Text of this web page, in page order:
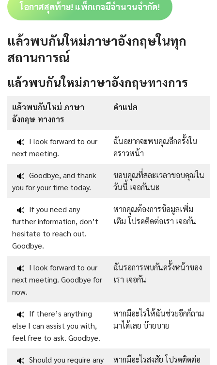
โอกาสสุดท้าย! แพ็กเกจมีจำนวนจำกัด!
แล้วพบกันใหม่ภาษาอังกฤษในทุก
สถานการณ์
แล้วพบกันใหม่ภาษาอังกฤษทางการ
แล้วพบกันใหม่ ภาษา
อังกฤษ ทางการ
คำแปล
🔊 I look forward to our
next meeting.
ฉันอยากจะพบคุณอีกครั้งใน
คราวหน้า
🔊 Goodbye, and thank
you for your time today.
ขอบคุณที่สละเวลาขอบคุณใน
วันนี้ เจอกันนะ
🔊 If you need any
further information, don’t
hesitate to reach out.
Goodbye.
หากคุณต้องการข้อมูลเพิ่ม
เติม โปรดติดต่อเรา เจอกัน
🔊 I look forward to our
next meeting. Goodbye for
now.
ฉันรอการพบกันครั้งหน้าของ
เรา เจอกัน
🔊 If there’s anything
else I can assist you with,
feel free to ask. Goodbye.
หากมีอะไรให้ฉันช่วยอีกก็ถาม
มาได้เลย บ๊ายบาย
🔊 Should you require any หากมีอะไรสงสัย โปรดติดต่อ